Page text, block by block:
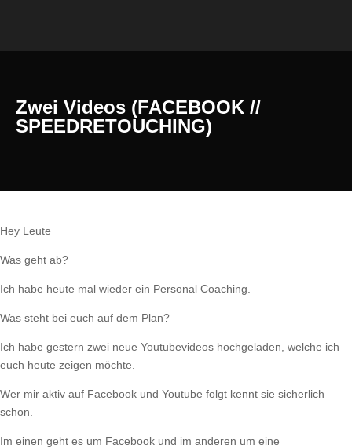
Zwei Videos (FACEBOOK //
SPEEDRETOUCHING)
Hey Leute
Was geht ab?
Ich habe heute mal wieder ein Personal Coaching.
Was steht bei euch auf dem Plan?
Ich habe gestern zwei neue Youtubevideos hochgeladen, welche ich
euch heute zeigen möchte.
Wer mir aktiv auf Facebook und Youtube folgt kennt sie sicherlich
schon.
Im einen geht es um Facebook und im anderen um eine